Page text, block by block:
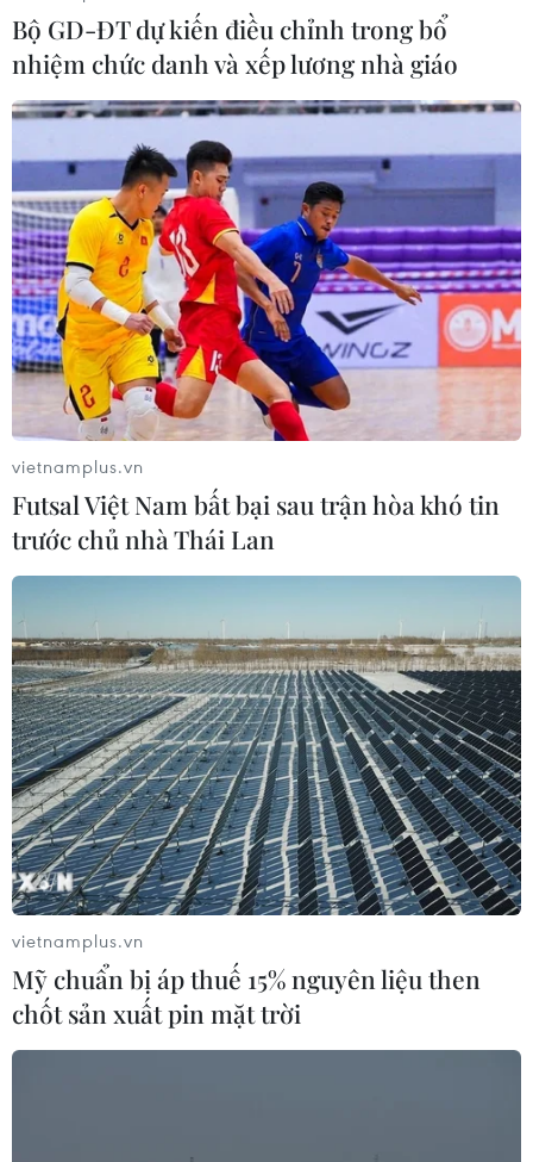
phòng COVID-19 đã được tiêm tại Việt
Nam
28/09/2021 14:00
Trong ngày 27/9, có 879.618 liều vaccine phòng COVID-
19 được tiêm, như vậy, tổng số liều vaccine đã được
tiêm tại Việt Nam là 40.095.031 liều, trong đó tiêm 1 mũi
là 31.497.967 liều.
Đà Nẵng chuyển sang trạng thái “bình
thường mới” từ 0 giờ ngày 30/9
28/09/2021 14:05
Phát biểu chỉ đạo chiều 28/9, Bí thư Thành ủy Đà Nẵng
Nguyễn Văn Quảng yêu cầu các địa phương trong thời
điểm này cần tập trung, không được lơ là, chủ quan vì
nguồn lây bệnh COVID-19 vẫn còn.
Bộ GD-ĐT dự kiến điều chỉnh trong bổ
nhiệm chức danh và xếp lương nhà giáo
vietnamplus.vn
Futsal Việt Nam bất bại sau trận hòa khó tin
trước chủ nhà Thái Lan
vietnamplus.vn
Mỹ chuẩn bị áp thuế 15% nguyên liệu then
chốt sản xuất pin mặt trời